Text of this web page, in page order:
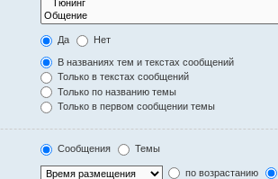
Да Нет
В названиях тем и текстах сообщений
Только в текстах сообщений
Только по названию темы
Только в первом сообщении темы
Сообщения Темы
по возрастанию